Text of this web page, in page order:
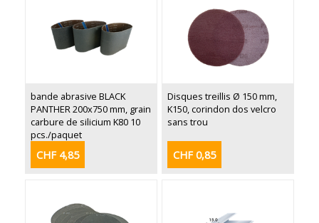
bande abrasive BLACK
PANTHER 200x750 mm, grain
carbure de silicium K80 10
pcs./paquet
CHF 4,85
Disques treillis Ø 150 mm,
K150, corindon dos velcro
sans trou
CHF 0,85